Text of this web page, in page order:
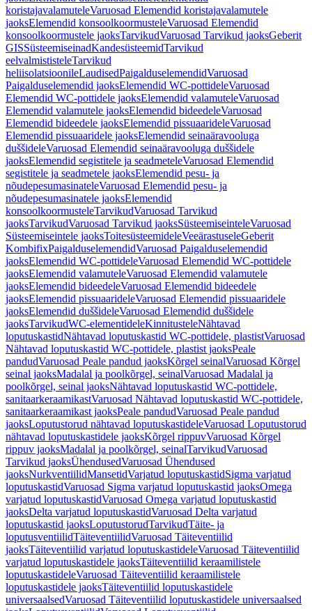
koristajavalamuteleVaruosad Elemendid koristajavalamutele
jaoksElemendid konsoolkoormusteleVaruosad Elemendid
konsoolkoormustele jaoksTarvikudVaruosad Tarvikud jaoksGeberit
GISSüsteemiseinadKandesüsteemidTarvikud
eelvalmististeleTarvikud
heliisolatsioonileLaudisedPaigalduselemendidVaruosad
Paigalduselemendid jaoksElemendid WC-pottideleVaruosad
Elemendid WC-pottidele jaoksElemendid valamuteleVaruosad
Elemendid valamutele jaoksElemendid bideedeleVaruosad
Elemendid bideedele jaoksElemendid pissuaarideleVaruosad
Elemendid pissuaaridele jaoksElemendid seinaäravooluga
duššideleVaruosad Elemendid seinaäravooluga duššidele
jaoksElemendid segistitele ja seadmeteleVaruosad Elemendid
segistitele ja seadmetele jaoksElemendid pesu- ja
nõudepesumasinateleVaruosad Elemendid pesu- ja
nõudepesumasinatele jaoksElemendid
konsoolkoormusteleTarvikudVaruosad Tarvikud
jaoksTarvikudVaruosad Tarvikud jaoksSüsteemiseinteleVaruosad
Süsteemiseintele jaoksToitesüsteemideleVeeärastuseleGeberit
KombifixPaigalduselemendidVaruosad Paigalduselemendid
jaoksElemendid WC-pottideleVaruosad Elemendid WC-pottidele
jaoksElemendid valamuteleVaruosad Elemendid valamutele
jaoksElemendid bideedeleVaruosad Elemendid bideedele
jaoksElemendid pissuaarideleVaruosad Elemendid pissuaaridele
jaoksElemendid duššideleVaruosad Elemendid duššidele
jaoksTarvikudWC-elementideleKinnitusteleNähtavad
loputuskastidNähtavad loputuskastid WC-pottidele, plastistVaruosad
Nähtavad loputuskastid WC-pottidele, plastist jaoksPeale
pandudVaruosad Peale pandud jaoksKõrgel seinalVaruosad Kõrgel
seinal jaoksMadalal ja poolkõrgel, seinalVaruosad Madalal ja
poolkõrgel, seinal jaoksNähtavad loputuskastid WC-pottidele,
sanitaarkeraamikastVaruosad Nähtavad loputuskastid WC-pottidele,
sanitaarkeraamikast jaoksPeale pandudVaruosad Peale pandud
jaoksLoputustorud nähtavad loputuskastideleVaruosad Loputustorud
nähtavad loputuskastidele jaoksKõrgel rippuvVaruosad Kõrgel
rippuv jaoksMadalal ja poolkõrgel, seinalTarvikudVaruosad
Tarvikud jaoksÜhendusedVaruosad Ühendused
jaoksNurkventiilidMansetidVarjatud loputuskastidSigma varjatud
loputuskastidVaruosad Sigma varjatud loputuskastid jaoksOmega
varjatud loputuskastidVaruosad Omega varjatud loputuskastid
jaoksDelta varjatud loputuskastidVaruosad Delta varjatud
loputuskastid jaoksLoputustorudTarvikudTäite- ja
loputusventiilidTäiteventiilidVaruosad Täiteventiilid
jaoksTäiteventiilid varjatud loputuskastideleVaruosad Täiteventiilid
varjatud loputuskastidele jaoksTäiteventiilid keraamilistele
loputuskastideleVaruosad Täiteventiilid keraamilistele
loputuskastidele jaoksTäiteventiilid loputuskastidele
universaalsedVaruosad Täiteventiilid loputuskastidele universaalsed